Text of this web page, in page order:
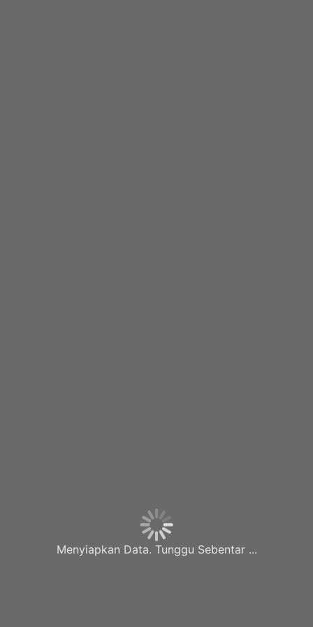
Menyiapkan Data. Tunggu Sebentar ...